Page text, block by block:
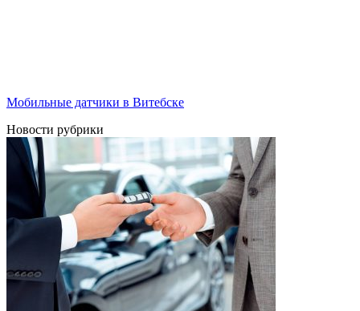
Мобильные датчики в Витебске
Новости рубрики